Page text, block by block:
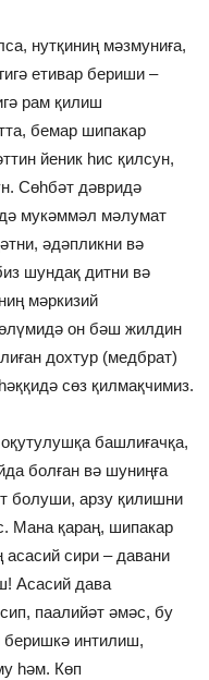
нутқиниң мәзмуниға,
етивар бериши –
рам қилиш
бемар шипакар
йеник һис қилсун,
Сөһбәт дәвридә
мукәммәл мәлумат
әдәпликни вә
шундақ дитни вә
мәркизий
он бәш жилдин
дохтур (медбрат)
сөз қилмақчимиз.
башлиғачқа,
болған вә шуниңға
болуши, арзу қилишни
Мана қараң, шипакар
асасий сири – давани
Асасий дава
паалийәт әмәс, бу
беришкә интилиш,
һәм. Көп